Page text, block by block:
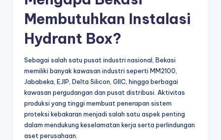
Membutuhkan Instalasi
Hydrant Box?
Sebagai salah satu pusat industri nasional, Bekasi
memiliki banyak kawasan industri seperti MM2100,
Jababeka, EJIP, Delta Silicon, GIIC, hingga berbagai
kawasan pergudangan dan pusat distribusi. Aktivitas
produksi yang tinggi membuat penerapan sistem
proteksi kebakaran menjadi salah satu aspek penting
dalam mendukung keselamatan kerja serta perlindungan
aset perusahaan.